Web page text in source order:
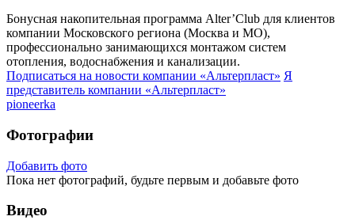
Бонусная накопительная программа Alter’Club для клиентов
компании Московского региона (Москва и МО),
профессионально занимающихся монтажом систем
отопления, водоснабжения и канализации.
Подписаться на новости компании «Альтерпласт» Я
представитель компании «Альтерпласт»
pioneerka
Фотографии
Добавить фото
Пока нет фотографий, будьте первым и добавьте фото
Видео